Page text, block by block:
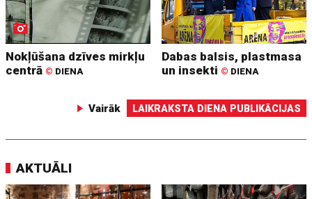
Nokļūšana dzīves mirkļu
centrā © DIENA
Dabas balsis, plastmasa
un insekti © DIENA
Vairāk LAIKRAKSTA DIENA PUBLIKĀCIJAS
AKTUĀLI